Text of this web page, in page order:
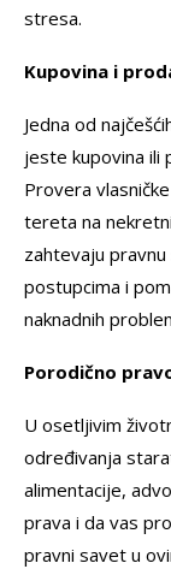
stresa.
Kupovina i
Jedna od
jeste kupovina ili
Provera
tereta na
zahtevaju
postupcima i
naknadnih
Porodično
U osetljivim
određivanja
alimentacije,
prava i da vas
pravni savet u